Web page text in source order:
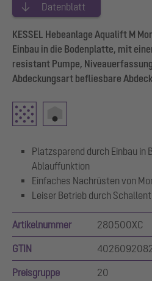
Datenblatt
KESSEL Hebeanlage Aqualift M
Einbau in die Bodenplatte, mit
resistant Pumpe,
Abdeckungsart befliesbare
Platzsparend durch Einbau
Ablauffunktion
Einfaches Nachrüsten von
Leiser Betrieb durch
Artikelnummer 280500XC
GTIN
Preisgruppe 20